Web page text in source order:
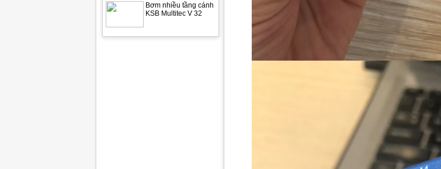
Bơm nhiều tầng cánh
KSB Multitec V 32